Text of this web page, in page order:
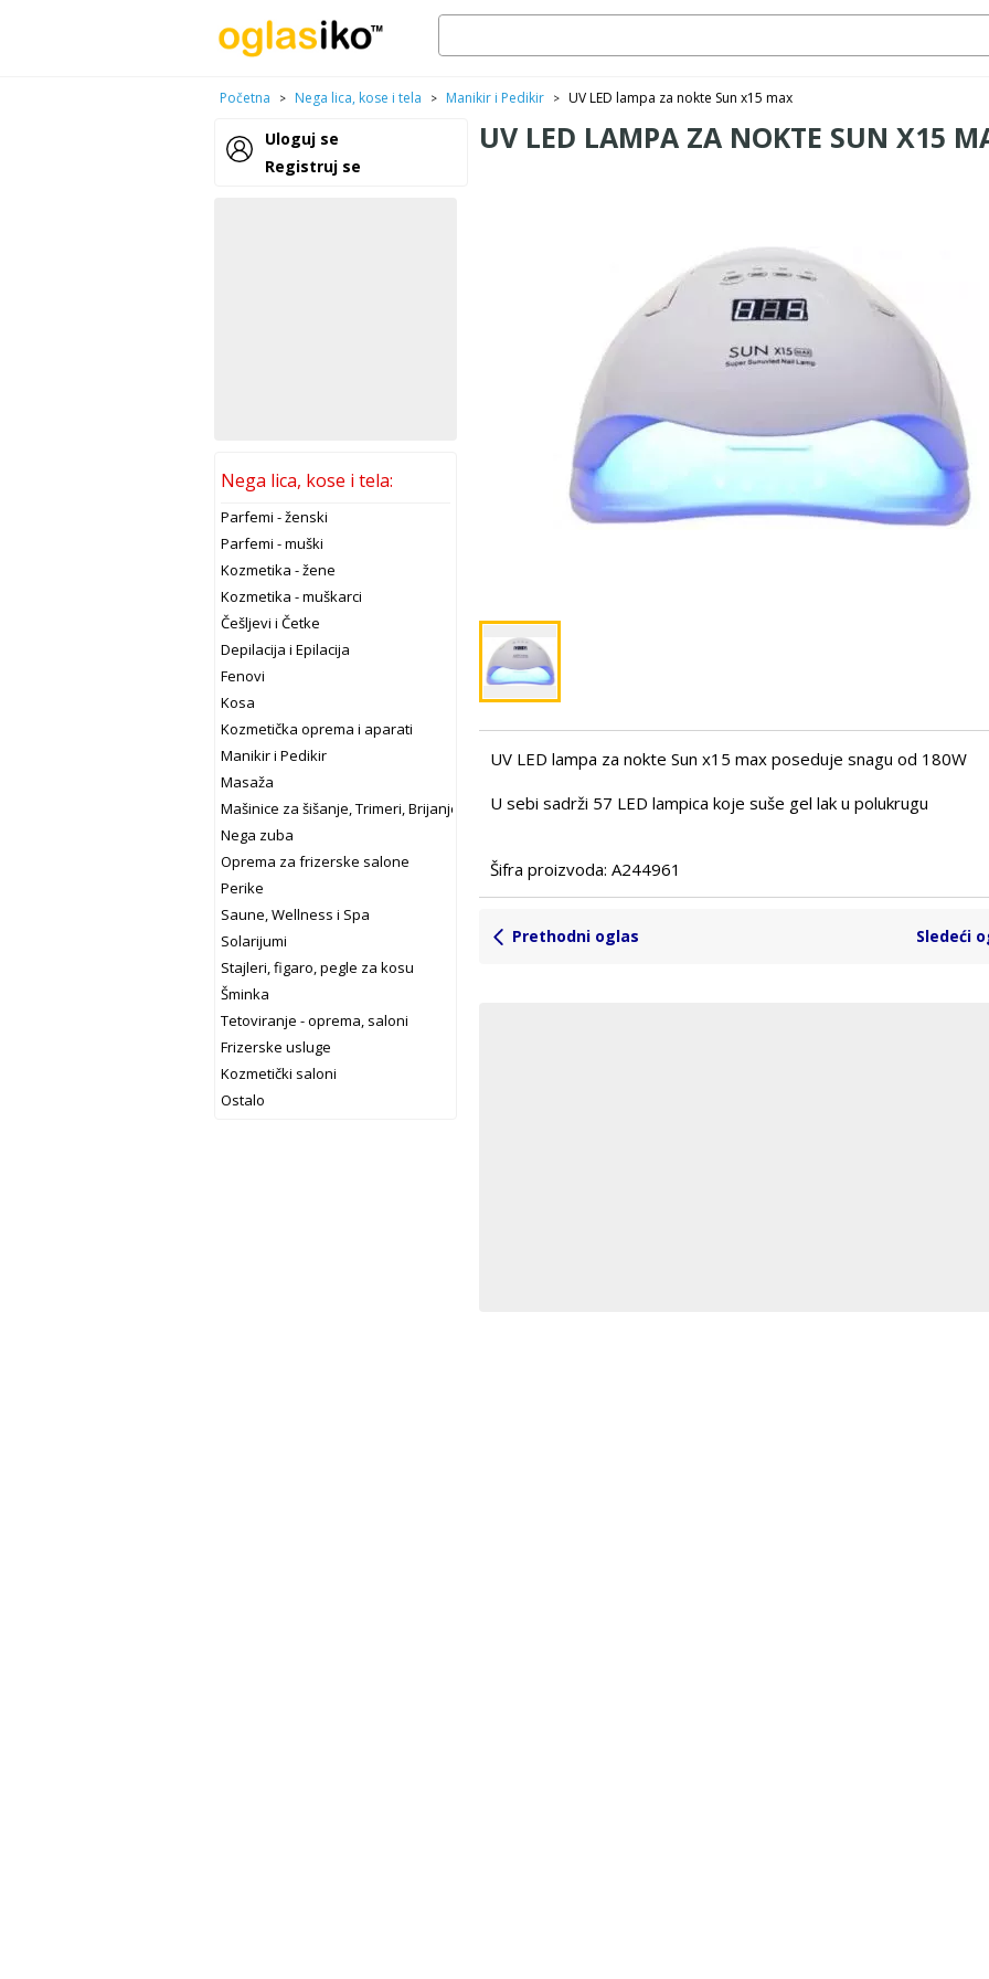
Početna > Nega lica, kose i tela > Manikir i Pedikir > UV LED lampa za nokte Sun x15 max
Uloguj se
Registruj se
Nega lica, kose i tela:
Parfemi - ženski
Parfemi - muški
Kozmetika - žene
Kozmetika - muškarci
Češljevi i Četke
Depilacija i Epilacija
Fenovi
Kosa
Kozmetička oprema i aparati
Manikir i Pedikir
Masaža
Mašinice za šišanje, Trimeri, Brijanje
Nega zuba
Oprema za frizerske salone
Perike
Saune, Wellness i Spa
Solarijumi
Stajleri, figaro, pegle za kosu
Šminka
Tetoviranje - oprema, saloni
Frizerske usluge
Kozmetički saloni
Ostalo
UV LED LAMPA ZA NOKTE SUN X15
UV LED lampa za nokte Sun x15 max poseduje snagu od 180W
U sebi sadrži 57 LED lampica koje suše gel lak u polukrugu
Šifra proizvoda: A244961
Prethodni oglas Sledeći